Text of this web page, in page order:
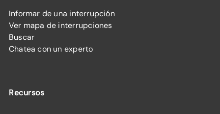
Informar de una interrupción
Ver mapa de interrupciones
Buscar
Chatea con un experto
Recursos